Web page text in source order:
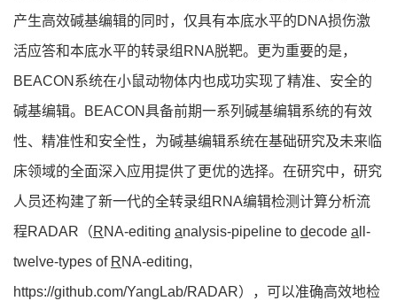
产生高效碱基编辑的同时，仅具有本底水平的DNA损伤激
活应答和本底水平的转录组RNA脱靶。更为重要的是，
BEACON系统在小鼠动物体内也成功实现了精准、安全的
碱基编辑。BEACON具备前期一系列碱基编辑系统的有效
性、精准性和安全性，为碱基编辑系统在基础研究及未来临
床领域的全面深入应用提供了更优的选择。在研究中，研究
人员还构建了新一代的全转录组RNA编辑检测计算分析流
程RADAR（ RNA-editing analysis-pipeline to decode a ll-
twelve-types of RNA-editing,
https://github.com/YangLab/RADAR），可以准确高效地检